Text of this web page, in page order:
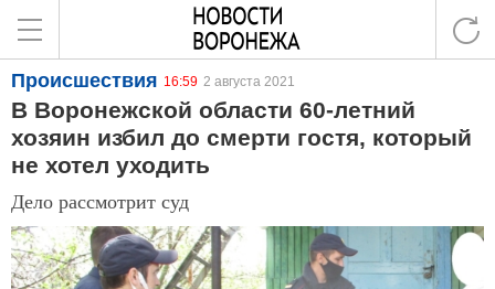
Происшествия 16:59 2 августа 2021
В Воронежской области 60-летний
хозяин избил до смерти гостя, который
не хотел уходить
Дело рассмотрит суд